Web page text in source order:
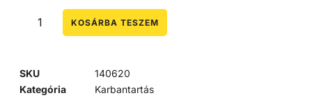
KOSÁRBA TESZEM
SKU
140620
Kategória
Karbantartás